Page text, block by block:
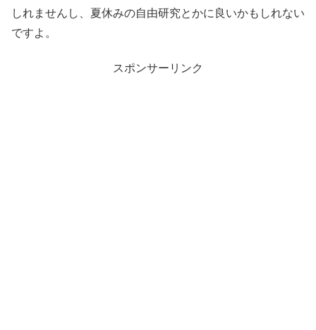
しれませんし、夏休みの自由研究とかに良いかもしれない
ですよ。
スポンサーリンク